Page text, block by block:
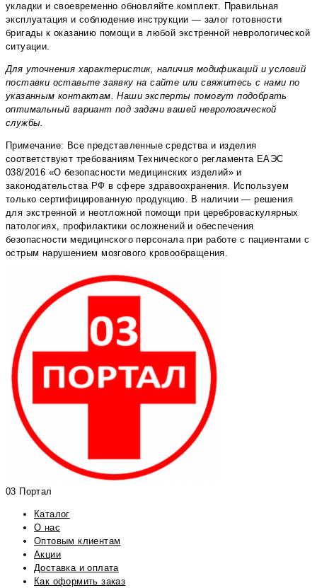
укладки и своевременно обновляйте комплект. Правильная
эксплуатация и соблюдение инструкции — залог готовности
бригады к оказанию помощи в любой экстренной неврологической
ситуации.
Для уточнения характеристик, наличия модификаций и условий
поставки оставьте заявку на сайте или свяжитесь с нами по
указанным контактам. Наши эксперты помогут подобрать
оптимальный вариант под задачи вашей неврологической
службы.
Примечание: Все представленные средства и изделия
соответствуют требованиям Технического регламента ЕАЭС
038/2016 «О безопасности медицинских изделий» и
законодательства РФ в сфере здравоохранения. Используем
только сертифицированную продукцию. В наличии — решения
для экстренной и неотложной помощи при цереброваскулярных
патологиях, профилактики осложнений и обеспечения
безопасности медицинского персонала при работе с пациентами с
острым нарушением мозгового кровообращения.
03 Портал
Каталог
О нас
Оптовым клиентам
Акции
Доставка и оплата
Как оформить заказ